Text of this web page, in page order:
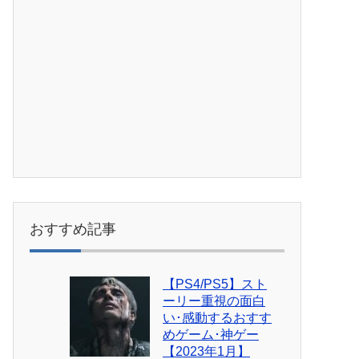
おすすめ記事
【PS4/PS5】スト
ーリー重視の面白
い･感動するおすす
めゲーム･神ゲー
【2023年1月】